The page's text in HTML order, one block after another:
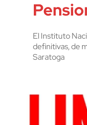
El Instituto
definitivas, de
Saratoga